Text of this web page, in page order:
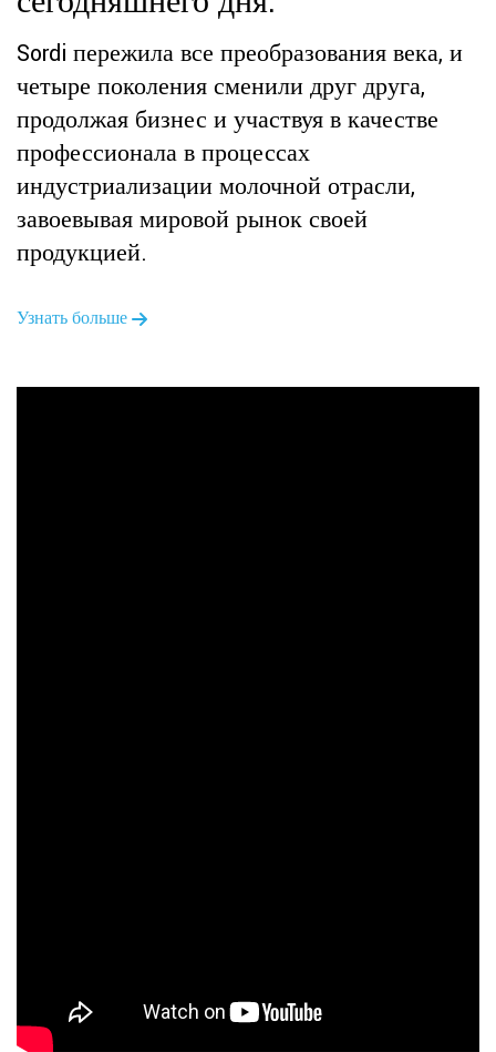
Sordi пережила все преобразования века, и
четыре поколения сменили друг друга,
продолжая бизнес и участвуя в качестве
профессионала в процессах
индустриализации молочной отрасли,
завоевывая мировой рынок своей
продукцией.
Узнать больше